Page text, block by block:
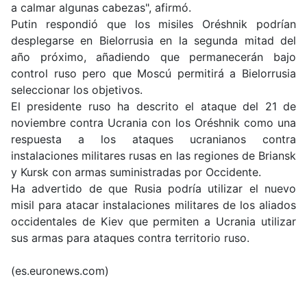
a calmar algunas cabezas", afirmó.
Putin respondió que los misiles Oréshnik podrían
desplegarse en Bielorrusia en la segunda mitad del
año próximo, añadiendo que permanecerán bajo
control ruso pero que Moscú permitirá a Bielorrusia
seleccionar los objetivos.
El presidente ruso ha descrito el ataque del 21 de
noviembre contra Ucrania con los Oréshnik como una
respuesta a los ataques ucranianos contra
instalaciones militares rusas en las regiones de Briansk
y Kursk con armas suministradas por Occidente.
Ha advertido de que Rusia podría utilizar el nuevo
misil para atacar instalaciones militares de los aliados
occidentales de Kievque permiten a Ucrania utilizar
sus armas para ataques contra territorio ruso.
(es.euronews.com)